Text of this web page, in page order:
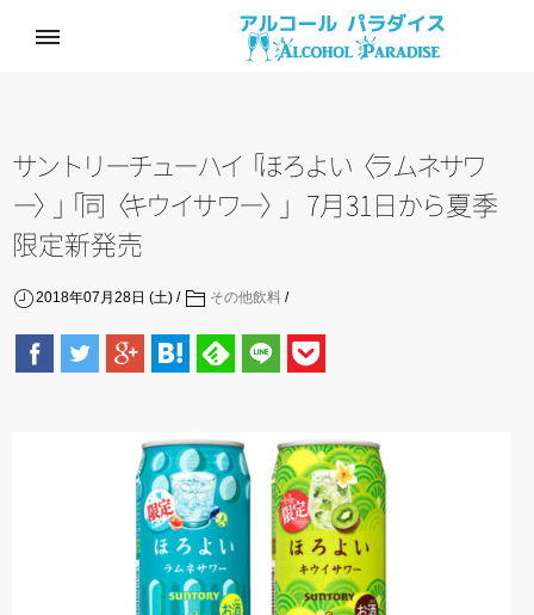
サント リ ーチュ ーハイ「ほろよ い〈ラ ムネサワ
ー〉 「 同 〈キウイサワー〉 」 7月31 日 から夏季
限定新発売
2018年07月28日 (土) その他飲料